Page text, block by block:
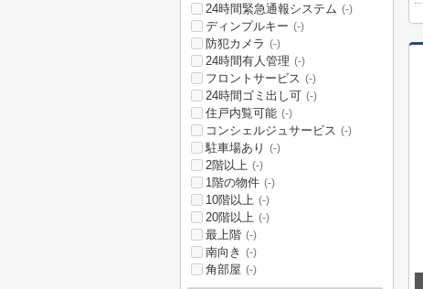
24時間緊急通報システム (-)
ディンプルキー (-)
防犯カメラ (-)
24時間有人管理 (-)
フロントサービス (-)
24時間ゴミ出し可 (-)
住戸内覧可能 (-)
コンシェルジュサービス (-)
駐車場あり (-)
2階以上 (-)
1階の物件 (-)
10階以上 (-)
20階以上 (-)
最上階 (-)
南向き (-)
角部屋 (-)